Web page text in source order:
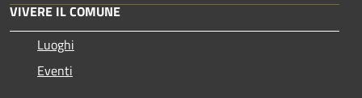
VIVERE IL COMUNE
Luoghi
Eventi